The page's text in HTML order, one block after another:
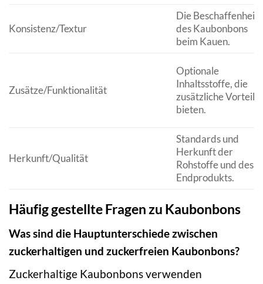
Konsistenz/Textur
Die Beschaffenheit
des Kaubonbons
beim Kauen.
Zusätze/Funktionalität
Optionale
Inhaltsstoffe, die
zusätzliche Vorteile
bieten.
Herkunft/Qualität
Standards und
Herkunft der
Rohstoffe und des
Endprodukts.
Häufig gestellte Fragen zu Kaubonbons
Was sind die Hauptunterschiede zwischen
zuckerhaltigen und zuckerfreien Kaubonbons?
Zuckerhaltige Kaubonbons verwenden